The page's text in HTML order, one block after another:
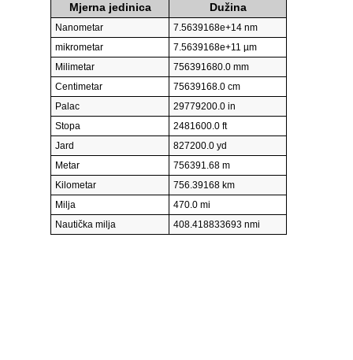
Mjerna jedinica Dužina
Nanometar
7.5639168e+14 nm
mikrometar
7.5639168e+11 µm
Milimetar
756391680.0 mm
Centimetar
75639168.0 cm
Palac
29779200.0 in
Stopa
2481600.0 ft
Jard
827200.0 yd
Metar
756391.68 m
Kilometar
756.39168 km
Milja
470.0 mi
Nautička milja
408.418833693 nmi